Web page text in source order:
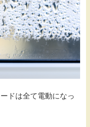
ドは全て電動になっ